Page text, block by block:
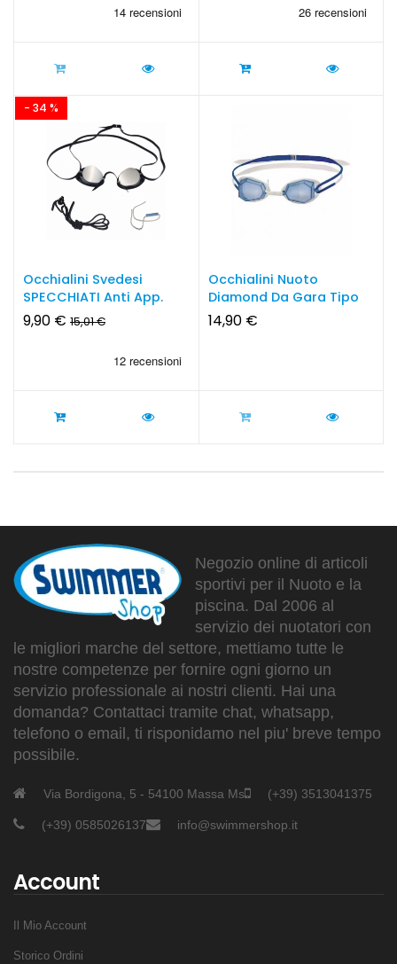
- 34 %
Occhialini Svedesi
SPECCHIATI Anti App.
BORDO...
9,90 € 15,01 €
Occhialini Nuoto
Diamond Da Gara Tipo
Svedesi
14,90 €
Negozio online di articoli
sportivi per il Nuoto e la
piscina. Dal 2006 al
servizio dei nuotatori con
le migliori marche del settore, mettiamo tutte le
nostre competenze per fornire ogni giorno un
servizio professionale ai nostri clienti. Hai una
domanda? Contattaci tramite chat, whatsapp,
telefono o email, ti risponidamo nel piu' breve tempo
possibile.
Via Bordigona, 5 - 54100 Massa Ms (+39) 3513041375
(+39) 0585026137 info@swimmershop.it
Account
Il Mio Account
Storico Ordini